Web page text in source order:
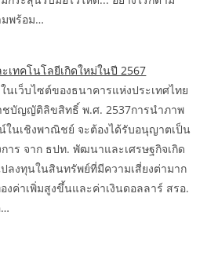
มพร้อม…
เทคโนโลยีเกิดใหม่ในปี 2567
เว็บไซต์ของธนาคารแห่งประเทศไทย
ชบัญญัติลิขสิทธิ์ พ.ศ. 2537การนำภาพ
ในเชิงพาณิชย์ จะต้องได้รับอนุญาตเป็น
าร จาก ธปท. พัฒนาและเศรษฐกิจเกิด
ลงทุนในสินทรัพย์ที่มีความเสี่ยงต่ามาก
ค่าเพิ่มสูงขึ้นและค่าเงินดอลลาร์ สรอ.